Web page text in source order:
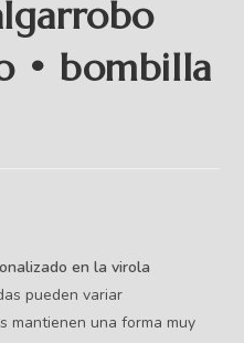
• bombilla
en la virola
pueden variar
mantienen una forma muy